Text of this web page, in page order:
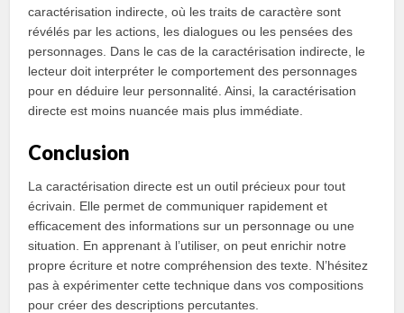
caractérisation indirecte, où les traits de caractère sont
révélés par les actions, les dialogues ou les pensées des
personnages. Dans le cas de la caractérisation indirecte, le
lecteur doit interpréter le comportement des personnages
pour en déduire leur personnalité. Ainsi, la caractérisation
directe est moins nuancée mais plus immédiate.
Conclusion
La caractérisation directe est un outil précieux pour tout
écrivain. Elle permet de communiquer rapidement et
efficacement des informations sur un personnage ou une
situation. En apprenant à l’utiliser, on peut enrichir notre
propre écriture et notre compréhension des texte. N’hésitez
pas à expérimenter cette technique dans vos compositions
pour créer des descriptions percutantes.